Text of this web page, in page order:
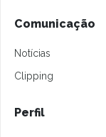
Comunicação
Notícias
Clipping
Perfil